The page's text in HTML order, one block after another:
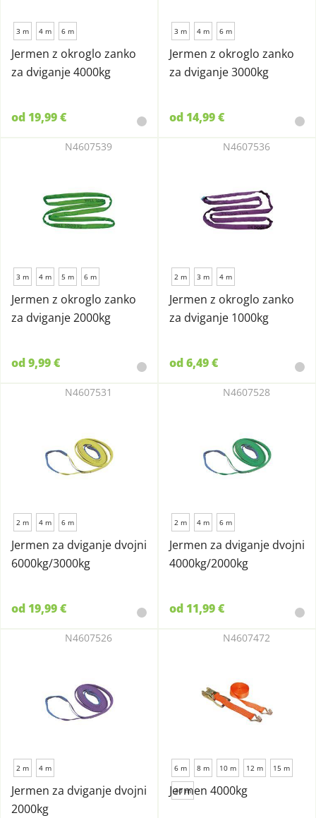
3 m 4 m 6 m
Jermen z okroglo zanko
za dviganje 4000kg
od 19,99 €
3 m 4 m 6 m
Jermen z okroglo zanko
za dviganje 3000kg
od 14,99 €
3 m 4 m 5 m 6 m
Jermen z okroglo zanko
za dviganje 2000kg
N4607539
od 9,99 €
2 m 3 m 4 m
Jermen z okroglo zanko
za dviganje 1000kg
N4607536
od 6,49 €
2 m 4 m 6 m
Jermen za dviganje dvojni
6000kg/3000kg
N4607531
od 19,99 €
2 m 4 m 6 m
Jermen za dviganje dvojni
4000kg/2000kg
N4607528
od 11,99 €
2 m 4 m
Jermen za dviganje dvojni
2000kg
N4607526
6 m 8 m 10 m 12 m 15 m
30 m
Jermen 4000kg
N4607472